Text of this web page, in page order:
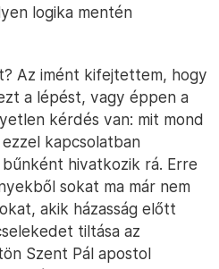
logika mentén
Az imént kifejtettem, hogy
a lépést, vagy éppen a
kérdés van: mit mond
kapcsolatban
hivatkozik rá. Erre
sokat ma már nem
akik házasság előtt
tiltása az
Szent Pál apostol